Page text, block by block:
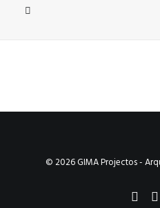
© 2026 GIMA Projectos -